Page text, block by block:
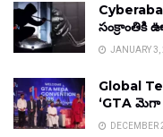
సంక్రాంతికి
JANUARY
Global
‘GTA మెగా
DECEMBER